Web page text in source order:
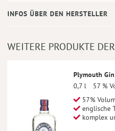
INFOS ÜBER DEN HERSTELLER
WEITERE PRODUKTE
Plymouth
0,7 l
57 %
57%
englische
komplex